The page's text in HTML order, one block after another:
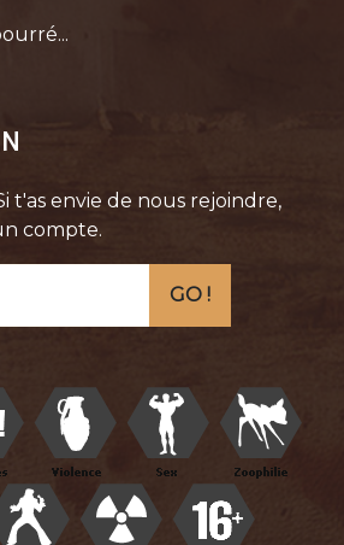
t'as envie de nous rejoindre,
compte.
GO !